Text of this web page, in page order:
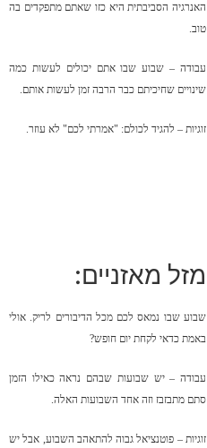
האנרגיה הסביבתית היא כזו שאתם מתפקדים בה
טוב.
עבודה – שבוע שבו אתם יכולים לעשות כמה
שינויים שחיכיתם כבר הרבה זמן לעשות אותם.
זוגיות – להגיד לכולם: "אמרתי לכם" לא עוזר.
מזל מאזניים:
שבוע שבו נמאס לכם מכל הדיבורים לריק. אולי
באמת כדאי לקחת יום חופש?
עבודה – יש שבועות שבהם נראה כאילו הזמן
סתם מתבזבז וזה אחד השבועות האלה.
זוגיות – פוטנציאל גבוה להתאהב השבוע, אבל יש